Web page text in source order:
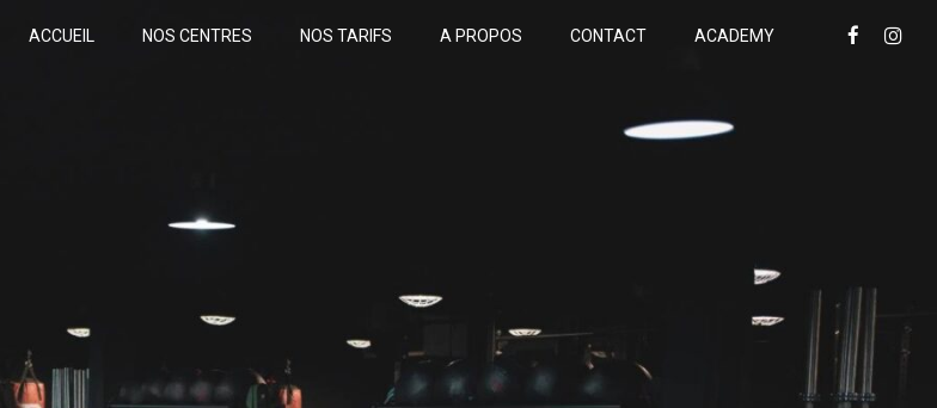
ACCUEIL NOS CENTRES NOS TARIFS A PROPOS CONTACT ACADEMY